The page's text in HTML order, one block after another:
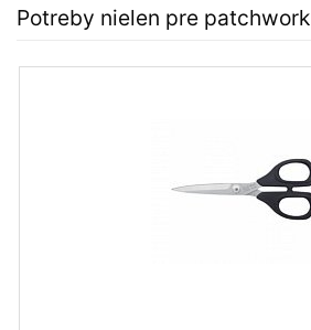
Potreby nielen pre patchwork